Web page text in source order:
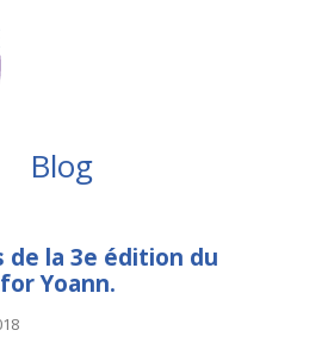
Blog
de la 3e édition du
Yoann.